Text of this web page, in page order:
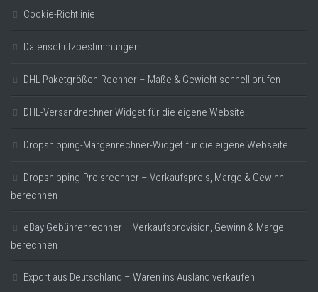
Cookie-Richtlinie
Datenschutzbestimmungen
DHL Paketgrößen-Rechner – Maße & Gewicht schnell prüfen
DHL-Versandrechner Widget für die eigene Website.
Dropshipping-Margenrechner-Widget für die eigene Webseite
Dropshipping-Preisrechner – Verkaufspreis, Marge & Gewinn
berechnen
eBay Gebührenrechner – Verkaufsprovision, Gewinn & Marge
berechnen
Export aus Deutschland – Waren ins Ausland verkaufen